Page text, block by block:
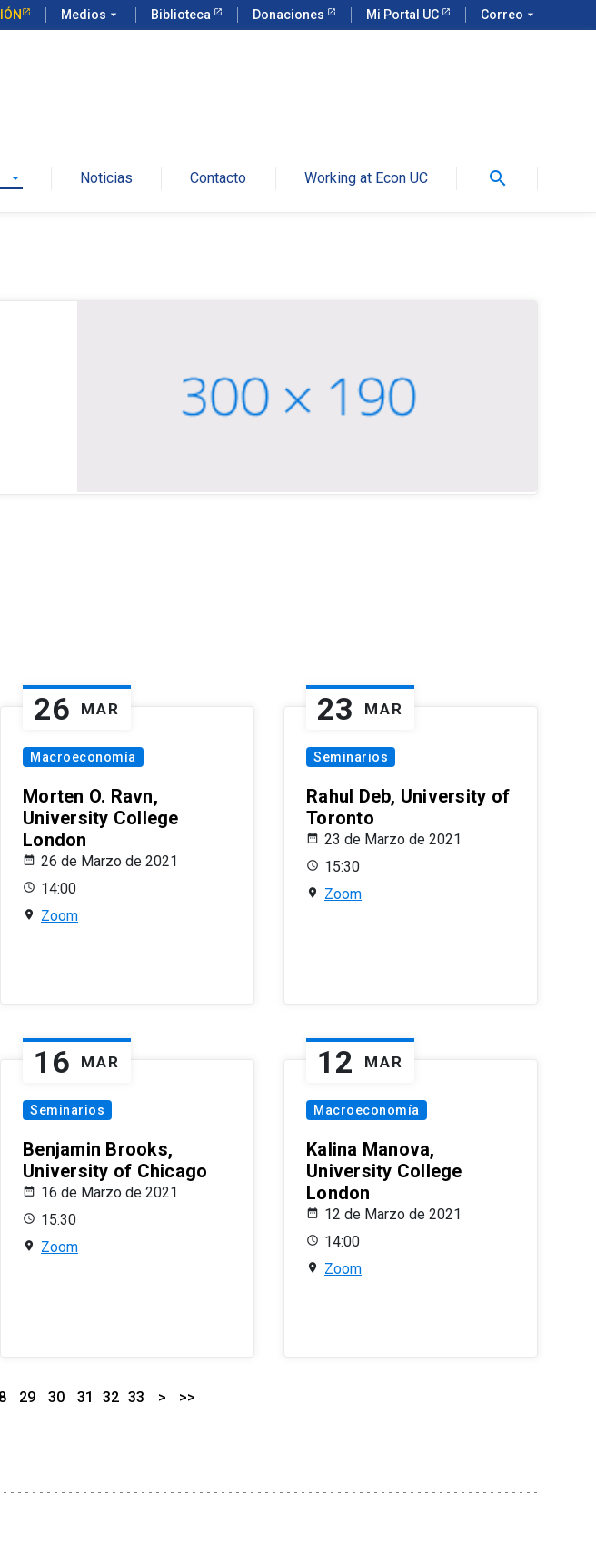
Medios arrow_drop_down Biblioteca Donaciones Mi Portal UC Correo arrow_drop_down
arrow_drop_down Noticias Contacto Working at Econ UC search
26 MAR
Macroeconomía
Morten O. Ravn,
University College
London
26 de Marzo de 2021
14:00
Zoom
23 MAR
Seminarios
Rahul Deb, University of
Toronto
23 de Marzo de 2021
15:30
Zoom
16 MAR
Seminarios
Benjamin Brooks,
University of Chicago
16 de Marzo de 2021
15:30
Zoom
12 MAR
Macroeconomía
Kalina Manova,
University College
London
12 de Marzo de 2021
14:00
Zoom
29 30 31 32 33 > >>